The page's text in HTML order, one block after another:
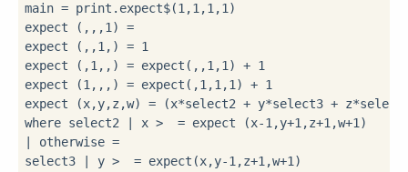
main = print . expect$(1 ,1 ,1 ,1 )
expect ( , , ,1 ) =
expect ( , ,1 , ) = 1
expect ( ,1 , , ) = expect( , ,1 ,1 ) + 1
expect (1 , , , ) = expect( ,1 ,1 ,1 ) + 1
expect (x,y,z,w) = (x*select2 + y*select3 + z*
where select2 x > = expect (x-1 ,y+1 ,z+1 ,w+1
otherwise =
select3
y > = expect(x,y-1 ,z+1 ,w+1